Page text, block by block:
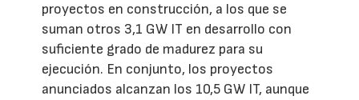
proyectos en construcción, a los que se
suman otros 3,1 GW IT en desarrollo con
suficiente grado de madurez para su
ejecución. En conjunto, los proyectos
anunciados alcanzan los 10,5 GW IT, aunque